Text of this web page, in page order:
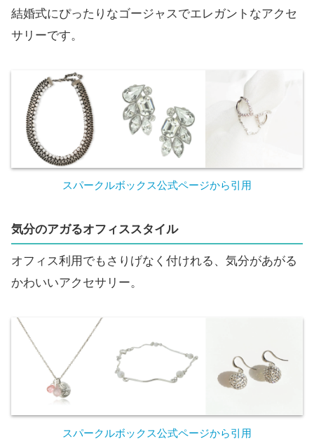
結婚式にぴったりなゴージャスでエレガントなアクセ
サリーです。
スパークルボックス公式ページから引用
気分のアガるオフィススタイル
オフィス利用でもさりげなく付けれる、気分があがる
かわいいアクセサリー。
スパークルボックス公式ページから引用